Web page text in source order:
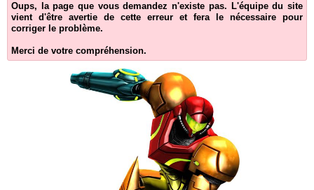
Oups, la page que vous demandez n'existe pas. L'équipe du site
vient d'être avertie de cette erreur et fera le nécessaire pour
corriger le problème.
Merci de votre compréhension.